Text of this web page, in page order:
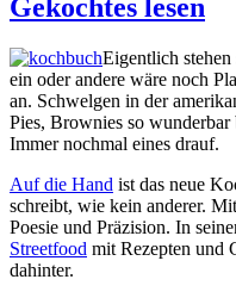
Gekochtes lesen
Eigentlich
ein oder andere wäre noch
an. Schwelgen in der
Pies, Brownies so
Immer nochmal eines drauf.
Auf die Hand ist das neue
schreibt, wie kein anderer.
Poesie und Präzision. In
Streetfood mit Rezepten und
dahinter.